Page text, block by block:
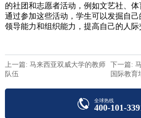
的社团和志愿者活动，例如文艺社、体
通过参加这些活动，学生可以发掘自
领导能力和组织能力，提高自己的人际
上一篇: 马来西亚双威大学的教师
队伍
下一篇:
国际教育
全球热线
400-101-